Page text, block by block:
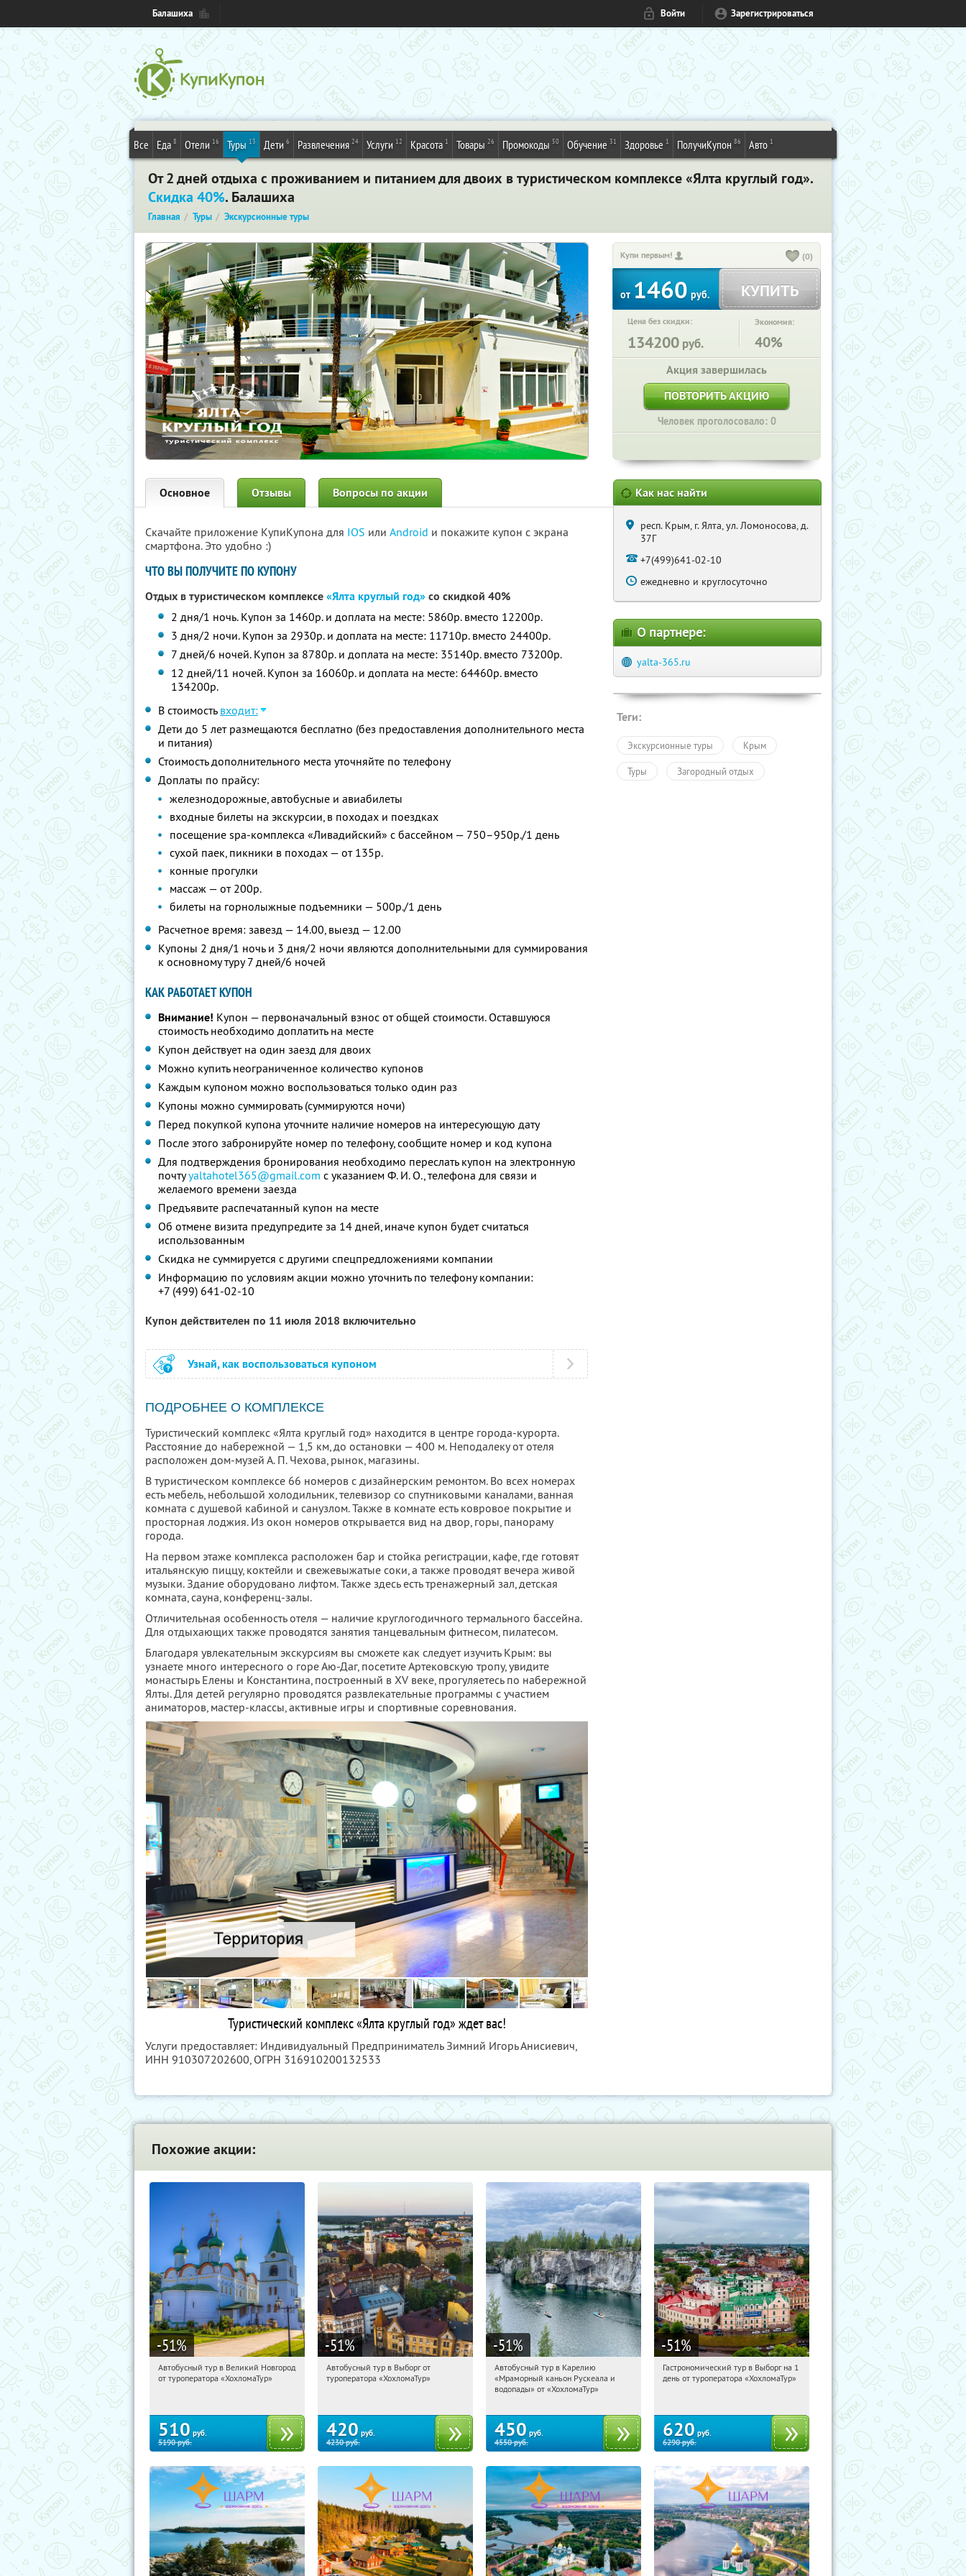
Балашиха Войти Зарегистрироваться
Все Еда 8 Отели 16 Туры 13 Дети 6 Развлечения 24 Услуги 12 Красота 1 Товары 26 Промокоды 50 Обучение 31 Здоровье 1 ПолучиКупон 86 Авто 1
От 2 дней отдыха с проживанием и питанием для двоих в туристическом комплексе «Ялта круглый год».
Скидка 40%. Балашиха
Главная Туры Экскурсионные туры
Купи первым! (0)
от 1460 руб. КУПИТЬ
Цена без скидки:
134200 руб.
Экономия:
40%
Акция завершилась
ПОВТОРИТЬ АКЦИЮ
Человек проголосовало: 0
Основное Отзывы Вопросы по акции
Скачайте приложение КупиКупона для IOS или Android и покажите купон с экрана
смартфона. Это удобно :)
ЧТО ВЫ ПОЛУЧИТЕ ПО КУПОНУ
Отдых в туристическом комплексе«Ялта круглый год»со скидкой 40%
2 дня/1 ночь. Купон за 1460р. и доплата на месте: 5860р. вместо 12200р.
3 дня/2 ночи. Купон за 2930р. и доплата на месте: 11710р. вместо 24400р.
7 дней/6 ночей. Купон за 8780р. и доплата на месте: 35140р. вместо 73200р.
12 дней/11 ночей. Купон за 16060р. и доплата на месте: 64460р. вместо
134200р.
В стоимость входит:
Дети до 5 лет размещаются бесплатно (без предоставления дополнительного места
и питания)
Стоимость дополнительного места уточняйте по телефону
Доплаты по прайсу:
железнодорожные, автобусные и авиабилеты
входные билеты на экскурсии, в походах и поездках
посещение spa-комплекса «Ливадийский» с бассейном — 750–950р./1 день
сухой паек, пикники в походах — от 135р.
конные прогулки
массаж — от 200р.
билеты на горнолыжные подъемники — 500р./1 день
Расчетное время: завезд — 14.00, выезд — 12.00
Купоны 2 дня/1 ночь и 3 дня/2 ночи являются дополнительными для суммирования
к основному туру 7 дней/6 ночей
КАК РАБОТАЕТ КУПОН
Внимание! Купон — первоначальный взнос от общей стоимости. Оставшуюся
стоимость необходимо доплатить на месте
Купон действует на один заезд для двоих
Можно купить неограниченное количество купонов
Каждым купоном можно воспользоваться только один раз
Купоны можно суммировать (суммируются ночи)
Перед покупкой купона уточните наличие номеров на интересующую дату
После этого забронируйте номер по телефону, сообщите номер и код купона
Для подтверждения бронирования необходимо переслать купон на электронную
почтуyaltahotel365@gmail.com с указанием Ф. И. О.,телефона для связи и
желаемого времени заезда
Предъявите распечатанный купон на месте
Об отмене визита предупредите за 14 дней, иначе купон будет считаться
использованным
Скидка не суммируется с другими спецпредложениями компании
Информацию по условиям акции можно уточнить по телефону компании:
+7 (499) 641-02-10
Купон действителен по 11 июля 2018 включительно
Узнай, как воспользоваться купоном
ПОДРОБНЕЕ О КОМПЛЕКСЕ
Туристический комплекс «Ялта круглый год» находится в центре города-курорта.
Расстояние до набережной — 1,5 км, до остановки — 400 м. Неподалеку от отеля
расположен дом-музей А. П. Чехова, рынок, магазины.
В туристическом комплексе 66 номеров с дизайнерским ремонтом. Во всех номерах
есть мебель, небольшой холодильник, телевизор со спутниковыми каналами, ванная
комната с душевой кабиной и санузлом. Также в комнате есть ковровое покрытие и
просторная лоджия. Из окон номеров открывается вид на двор, горы, панораму
города.
На первом этаже комплекса расположен бар и стойка регистрации, кафе, где готовят
итальянскую пиццу, коктейли и свежевыжатые соки, а также проводят вечера живой
музыки. Здание оборудовано лифтом. Также здесь есть тренажерный зал, детская
комната, сауна, конференц-залы.
Отличительная особенность отеля — наличие круглогодичного термального бассейна.
Для отдыхающих также проводятся занятия танцевальным фитнесом, пилатесом.
Благодаря увлекательным экскурсиям вы сможете как следует изучить Крым: вы
узнаете много интересного о горе Аю-Даг, посетите Артековскую тропу, увидите
монастырь Елены и Константина, построенный в XV веке, прогуляетесь по набережной
Ялты. Для детей регулярно проводятся развлекательные программы с участием
аниматоров, мастер-классы, активные игры и спортивные соревнования.
Туристический комплекс «Ялта круглый год» ждет вас!
Услуги предоставляет: Индивидуальный Предприниматель Зимний Игорь Анисиевич,
ИНН 910307202600 , ОГРН 316910200132533
Как нас найти
респ. Крым, г. Ялта, ул. Ломоносова, д.
37Г
+7(499)641-02-10
ежедневно и круглосуточно
О партнере:
yalta-365.ru
Теги:
Экскурсионные туры Крым
Туры Загородный отдых
Похожие акции:
-51%
06:16:08 Купили:2
Автобусный тур в Великий Новгород
от туроператора «ХохломаТур»
510 руб.
5190руб.
-51%
06:16:08 Купили:
Автобусный тур в Выборг от
туроператора «ХохломаТур»
420 руб.
4230руб.
-51%
06:16:08 Купили:
Сенная площадь
Автобусный тур в Карелию
«Мраморный каньон Рускеала и
водопады» от «ХохломаТур»
450 руб.
4550руб.
-51%
06:16:08 Купили:5
Гастрономический тур в Выборг на 1
день от туроператора «ХохломаТур»
620 руб.
6290руб.